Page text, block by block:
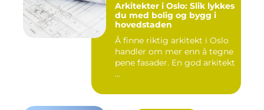
Arkitekter i Oslo: Slik lykkes
du med bolig og bygg i
hovedstaden
Å finne riktig arkitekt i Oslo
handler om mer enn å tegne
pene fasader. En god arkitekt
...